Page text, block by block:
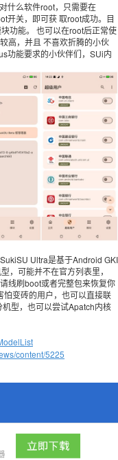
什么软件root，只需要在
开关，即可获 取root成功。目
功能。 也可以在root后正常使
高，并且 不喜欢折腾的小伙
功能要求的小伙伴们，SUi内
Ultra是基于Android GKI
，可能并不在官方列表里，
线刷boot或者完整包来恢复你
怕变砖的用户，也可以直接联
型，也可以尝试Apatch内核
content/5225
号